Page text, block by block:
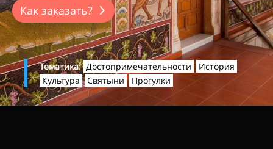
Как заказать?
Тематика: Достопримечательности
История
Культура
Святыни Прогулки